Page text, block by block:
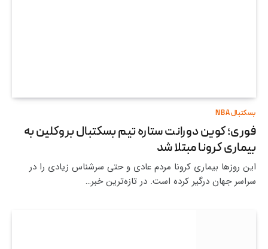
بسکتبال NBA
فوری؛ کوین دورانت ستاره تیم بسکتبال بروکلین به
بیماری کرونا مبتلا شد
این روزها بیماری کرونا مردم عادی و حتی سرشناس زیادی را در
سراسر جهان درگیر کرده است. در تازه‌ترین خبر…